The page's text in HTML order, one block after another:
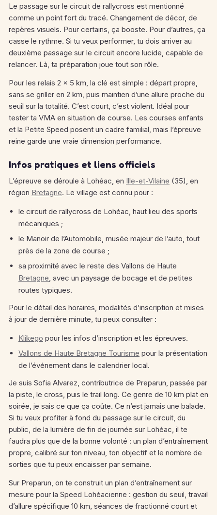
Le passage sur le circuit de rallycross est mentionné
comme un point fort du tracé. Changement de décor, de
repères visuels. Pour certains, ça booste. Pour d’autres, ça
casse le rythme. Si tu veux performer, tu dois arriver au
deuxième passage sur le circuit encore lucide, capable de
relancer. Là, ta préparation joue tout son rôle.
Pour les relais 2 x 5 km, la clé est simple : départ propre,
sans se griller en 2 km, puis maintien d’une allure proche du
seuil sur la totalité. C’est court, c’est violent. Idéal pour
tester ta VMA en situation de course. Les courses enfants
et la Petite Speed posent un cadre familial, mais l’épreuve
reine garde une vraie dimension performance.
Infos pratiques et liens officiels
L’épreuve se déroule à Lohéac, en Ille-et-Vilaine (35), en
région Bretagne. Le village est connu pour :
le circuit de rallycross de Lohéac, haut lieu des sports
mécaniques ;
le Manoir de l’Automobile, musée majeur de l’auto, tout
près de la zone de course ;
sa proximité avec le reste des Vallons de Haute
Bretagne, avec un paysage de bocage et de petites
routes typiques.
Pour le détail des horaires, modalités d’inscription et mises
à jour de dernière minute, tu peux consulter :
Klikego pour les infos d’inscription et les épreuves.
Vallons de Haute Bretagne Tourisme pour la présentation
de l’événement dans le calendrier local.
Je suis Sofia Alvarez, contributrice de Preparun, passée par
la piste, le cross, puis le trail long. Ce genre de 10 km plat en
soirée, je sais ce que ça coûte. Ce n’est jamais une balade.
Si tu veux profiter à fond du passage sur le circuit, du
public, de la lumière de fin de journée sur Lohéac, il te
faudra plus que de la bonne volonté : un plan d’entraînement
propre, calibré sur ton niveau, ton objectif et le nombre de
sorties que tu peux encaisser par semaine.
Sur Preparun, on te construit un plan d’entraînement sur
mesure pour la Speed Lohéacienne : gestion du seuil, travail
d’allure spécifique 10 km, séances de fractionné court et